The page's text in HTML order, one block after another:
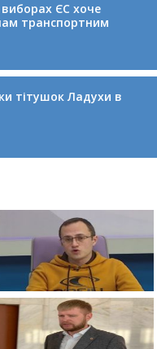
ЄС хоче
транспортним
тітушок Ладухи в